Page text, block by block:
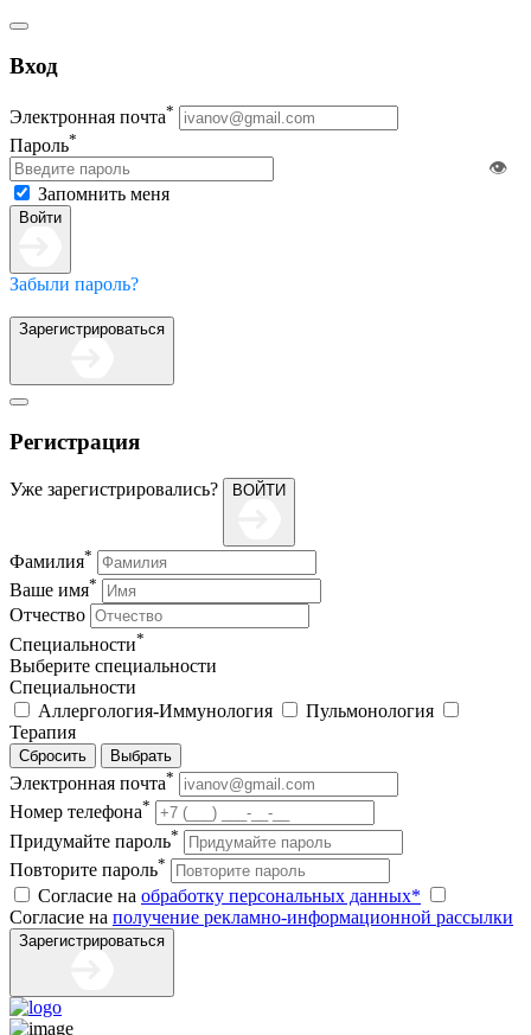
Вход
Электронная почта*
Пароль*
👁️
Запомнить меня
Войти
Забыли пароль?
Зарегистрироваться
Регистрация
Уже зарегистрировались? ВОЙТИ
Фамилия*
Ваше имя*
Отчество
Специальности*
Выберите специальности
Специальности
Аллергология-Иммунология
Пульмонология
Терапия
Сбросить Выбрать
Электронная почта*
Номер телефона*
Придумайте пароль*
Повторите пароль*
Согласие на обработку персональных данных*
Согласие на получение рекламно-информационной рассылки
Зарегистрироваться